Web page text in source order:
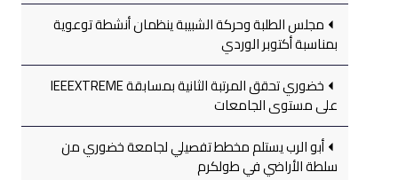
مجلس الطلبة وحركة الشبيبة ينظمان أنشطة توعوية
بمناسبة أكتوبر الوردي
خضوري تحقق المرتبة الثانية بمسابقة IEEEXTREME
على مستوى الجامعات
أبو الرب يستلم مخطط تفصيلي لجامعة خضوري من
سلطة الأراضي في طولكرم